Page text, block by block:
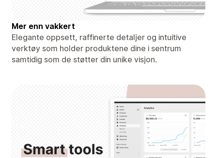
Mer enn vakkert
Elegante oppsett, raffinerte detaljer og intuitive
verktøy som holder produktene dine i sentrum
samtidig som de støtter din unike visjon.